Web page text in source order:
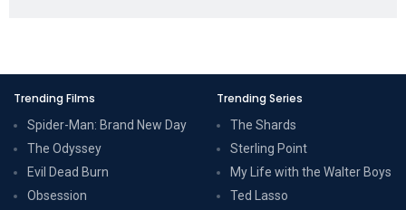
Trending Films
Spider-Man: Brand New Day
The Odyssey
Evil Dead Burn
Obsession
Trending Series
The Shards
Sterling Point
My Life with the Walter Boys
Ted Lasso